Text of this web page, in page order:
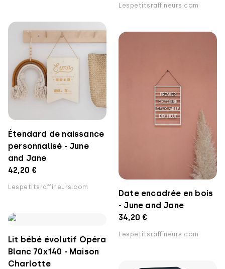
Lespetitsraffineurs.com
Étendard de naissance
personnalisé - June
and Jane
42,20 €
Lespetitsraffineurs.com
Date encadrée en bois
- June and Jane
34,20 €
Lespetitsraffineurs.com
Lit bébé évolutif Opéra
Blanc 70x140 - Maison
Charlotte